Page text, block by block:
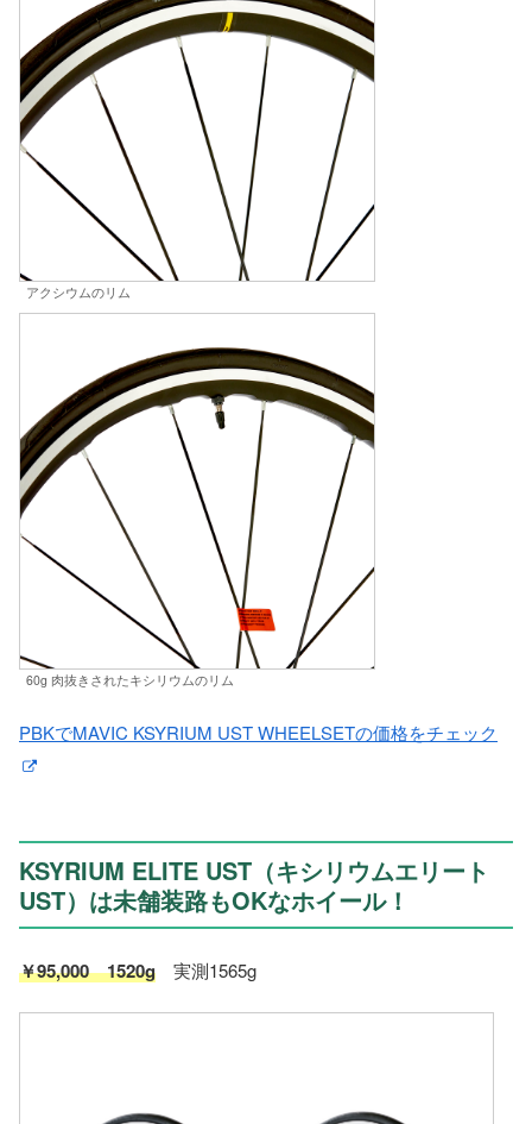
アクシウムのリム
60g 肉抜きされたキシリウムのリム
PBKでMAVIC KSYRIUM UST WHEELSETの価格をチェック
KSYRIUM ELITE UST（キシリウムエリート
UST）は未舗装路もOKなホイール！
￥95,000 1520g 実測1565g